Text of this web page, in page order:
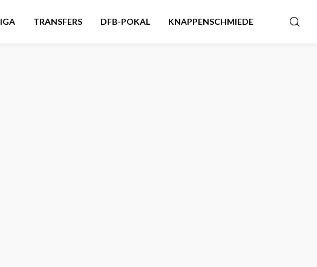
TRANSFERS DFB-POKAL KNAPPENSCHMIEDE